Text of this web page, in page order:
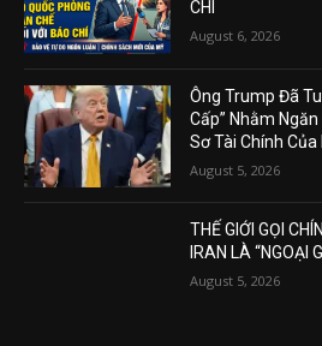
CHÍ
August 6, 2026
Ông Trump Đã
Cấp” Nhằm
Sơ Tài Chính
August 5, 2026
THẾ GIỚI GỌI
IRAN LÀ “NGOẠI
August 5, 2026